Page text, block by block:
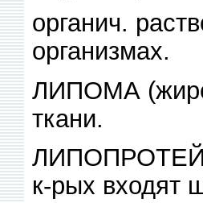
органич.
организмах.
ЛИПОМА
ткани.
к-рых входят